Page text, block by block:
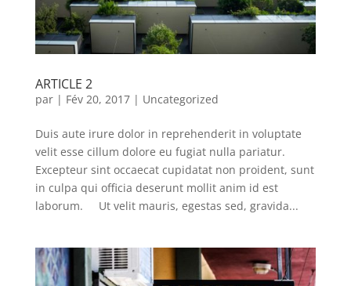
ARTICLE 2
par | Fév 20, 2017| Uncategorized
Duis aute irure dolor in reprehenderit in voluptate
velit esse cillum dolore eu fugiat nulla pariatur.
Excepteur sint occaecat cupidatat non proident, sunt
in culpa qui officia deserunt mollit anim id est
laborum. Ut velit mauris, egestas sed, gravida...